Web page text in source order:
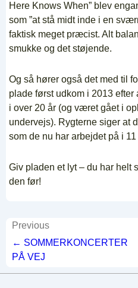
Here Knows When” blev
som ”at stå midt inde i en
faktisk meget præcist. Alt
smukke og det støjende.
Og så hører også det med til
plade først udkom i 2013
i over 20 år (og været gået i
undervejs). Rygterne siger at
som de nu har arbejdet på i 11
Giv pladen et lyt – du har helt
den før!
Previous
← SOMMERKONCERTER
PÅ VEJ